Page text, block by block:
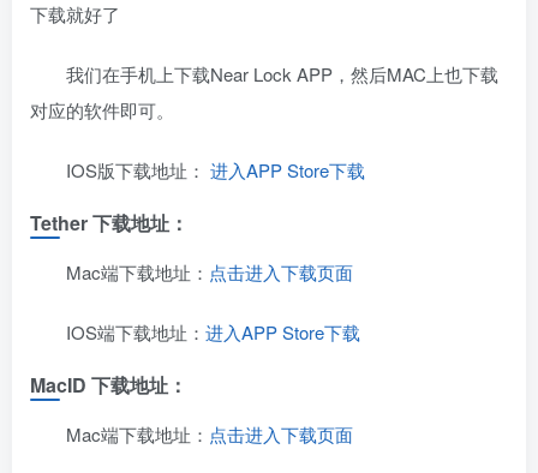
下载就好了
我们在手机上下载Near Lock APP，然后MAC上也下载
对应的软件即可。
IOS版下载地址： 进入APP Store下载
Tether 下载地址：
Mac端下载地址： 点击进入下载页面
IOS端下载地址： 进入APP Store下载
MacID 下载地址：
Mac端下载地址： 点击进入下载页面